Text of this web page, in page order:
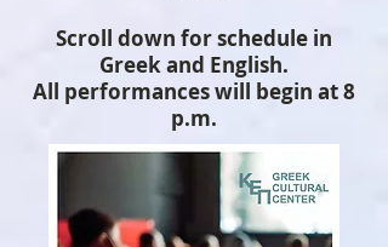
Scroll down for schedule in
Greek and English.
All performances will begin at 8
p.m.